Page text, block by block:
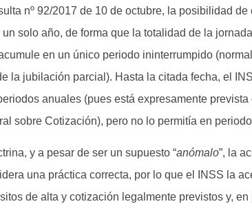
nº 92/2017 de 10 de octubre, la posibilidad de
solo año, de forma que la totalidad de la
en un único periodo ininterrumpido
la jubilación parcial). Hasta la citada fecha, el
anuales (pues está expresamente prevista
sobre Cotización), pero no lo permitía en
y a pesar de ser un supuesto “anómalo”, la
una práctica correcta, por lo que el INSS la
de alta y cotización legalmente previstos y,